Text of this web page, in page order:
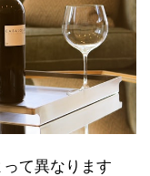
て異なります